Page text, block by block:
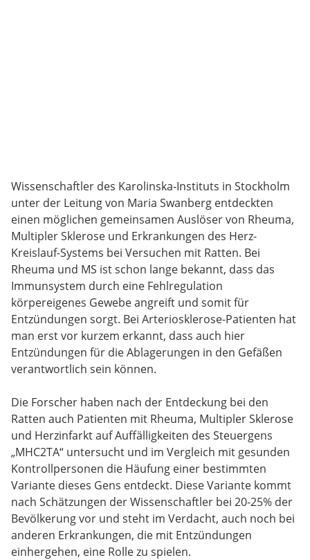
Wissenschaftler des Karolinska-Instituts in Stockholm
unter der Leitung von Maria Swanberg entdeckten
einen möglichen gemeinsamen Auslöser von Rheuma,
Multipler Sklerose und Erkrankungen des Herz-
Kreislauf-Systems bei Versuchen mit Ratten. Bei
Rheuma und MS ist schon lange bekannt, dass das
Immunsystem durch eine Fehlregulation
körpereigenes Gewebe angreift und somit für
Entzündungen sorgt. Bei Arteriosklerose-Patienten hat
man erst vor kurzem erkannt, dass auch hier
Entzündungen für die Ablagerungen in den Gefäßen
verantwortlich sein können.
Die Forscher haben nach der Entdeckung bei den
Ratten auch Patienten mit Rheuma, Multipler Sklerose
und Herzinfarkt auf Auffälligkeiten des Steuergens
„MHC2TA“ untersucht und im Vergleich mit gesunden
Kontrollpersonen die Häufung einer bestimmten
Variante dieses Gens entdeckt. Diese Variante kommt
nach Schätzungen der Wissenschaftler bei 20-25% der
Bevölkerung vor und steht im Verdacht, auch noch bei
anderen Erkrankungen, die mit Entzündungen
einhergehen, eine Rolle zu spielen.